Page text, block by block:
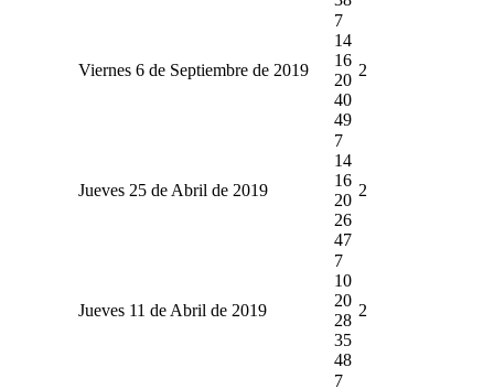
Viernes 6 de Septiembre de 2019
7
14
16
20
40
49
2
Jueves 25 de Abril de 2019
7
14
16
20
26
47
2
Jueves 11 de Abril de 2019
7
10
20
28
35
48
2
7